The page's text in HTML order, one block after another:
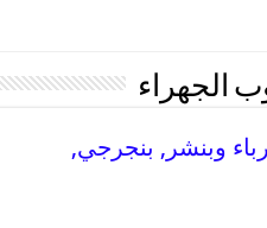
الجهراء
| كراج جنوب الجهراء 99007355 كهرباء وبنشر, بنجرجي,